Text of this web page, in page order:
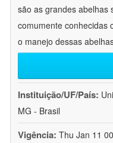
são as grandes abelhas
comumente conhecidas
o manejo dessas
Instituição/UF/País:
MG - Brasil
Vigência: Thu Jan 11